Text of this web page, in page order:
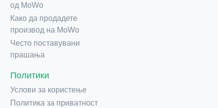
од MoWo
Како да продадете
производ на MoWo
Често поставувани
прашања
Политики
Услови за користење
Политика за приватност